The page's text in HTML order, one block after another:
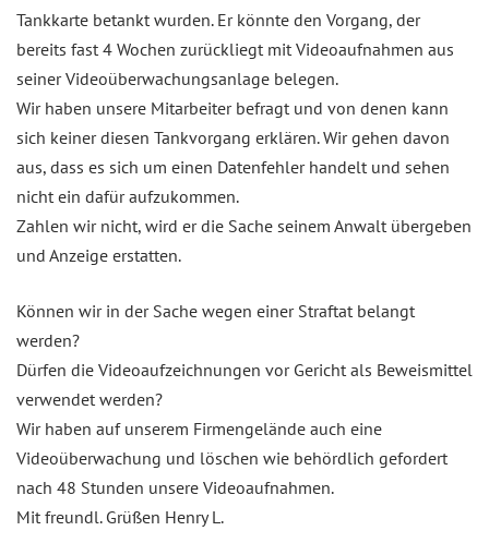
Tankkarte betankt wurden. Er könnte den Vorgang, der
bereits fast 4 Wochen zurückliegt mit Videoaufnahmen aus
seiner Videoüberwachungsanlage belegen.
Wir haben unsere Mitarbeiter befragt und von denen kann
sich keiner diesen Tankvorgang erklären. Wir gehen davon
aus, dass es sich um einen Datenfehler handelt und sehen
nicht ein dafür aufzukommen.
Zahlen wir nicht, wird er die Sache seinem Anwalt übergeben
und Anzeige erstatten.
Können wir in der Sache wegen einer Straftat belangt
werden?
Dürfen die Videoaufzeichnungen vor Gericht als Beweismittel
verwendet werden?
Wir haben auf unserem Firmengelände auch eine
Videoüberwachung und löschen wie behördlich gefordert
nach 48 Stunden unsere Videoaufnahmen.
Mit freundl. Grüßen Henry L.